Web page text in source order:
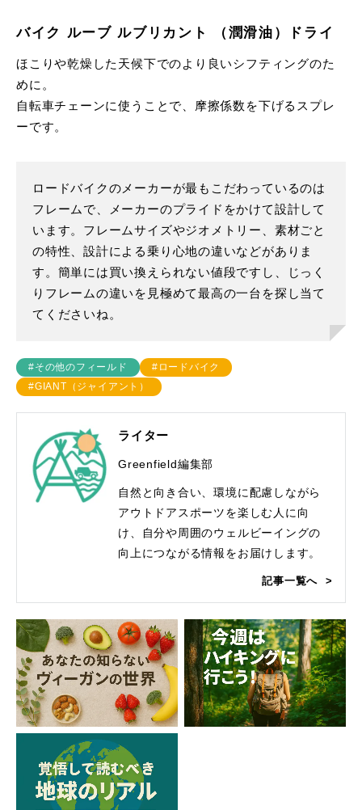
バイク ルーブ ルブリカント （潤滑油）ドライ
ほこりや乾燥した天候下でのより良いシフティングのた
めに。
自転車チェーンに使うことで、摩擦係数を下げるスプレ
ーです。
ロードバイクのメーカーが最もこだわっているのは
フレームで、メーカーのプライドをかけて設計して
います。フレームサイズやジオメトリー、素材ごと
の特性、設計による乗り心地の違いなどがありま
す。簡単には買い換えられない値段ですし、じっく
りフレームの違いを見極めて最高の一台を探し当て
てくださいね。
#その他のフィールド
#ロードバイク
#GIANT（ジャイアント）
ライター
Greenfield編集部
自然と向き合い、環境に配慮しながら
アウトドアスポーツを楽しむ人に向
け、自分や周囲のウェルビーイングの
向上につながる情報をお届けします。
記事一覧へ